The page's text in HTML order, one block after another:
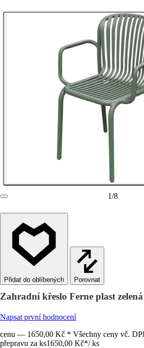
1/8
Porovnat
Zahradní křeslo Ferne plast
Napsat první hodnocení
cenu — 1650,00 Kč * Všechny ceny vč.
přepravu za ks1650,00 Kč*/ ks